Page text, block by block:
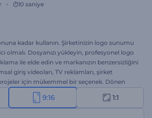
10 saniye
kadar kullanın. Şirketinizin logo sunumu
olmalı. Dosyanızı yükleyin, profesyonel logo
ile elde edin ve markanızın benzersizliğini
giriş videoları, TV reklamları, şirket
için mükemmel bir seçenek. Dönen
basitliğin gücünü kullanın. Hemen şimdi
9:16 1:1